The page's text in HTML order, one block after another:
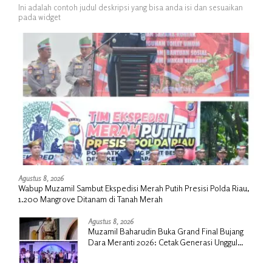
Ini adalah contoh judul deskripsi yang bisa anda isi dan sesuaikan
pada widget
Agustus 8, 2026
Wabup Muzamil Sambut Ekspedisi Merah Putih Presisi Polda Riau,
1.200 Mangrove Ditanam di Tanah Merah
Agustus 8, 2026
Muzamil Baharudin Buka Grand Final Bujang
Dara Meranti 2026: Cetak Generasi Unggul